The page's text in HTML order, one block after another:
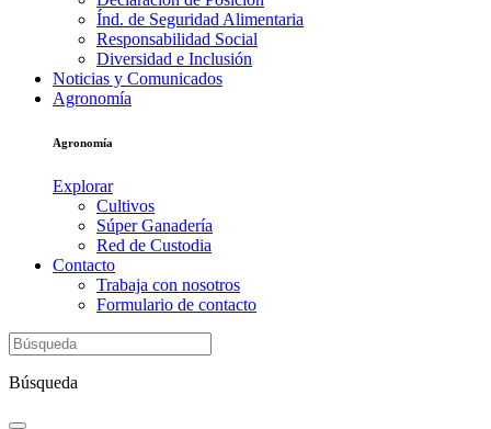
Índ. de Seguridad Alimentaria
Responsabilidad Social
Diversidad e Inclusión
Noticias y Comunicados
Agronomía
Agronomía
Explorar
Cultivos
Súper Ganadería
Red de Custodia
Contacto
Trabaja con nosotros
Formulario de contacto
Búsqueda